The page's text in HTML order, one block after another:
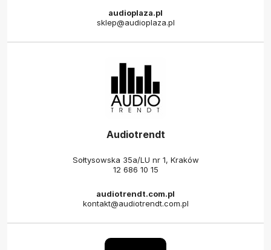
audioplaza.pl
sklep@audioplaza.pl
Audiotrendt
Sołtysowska 35a/LU nr 1, Kraków
12 686 10 15
audiotrendt.com.pl
kontakt@audiotrendt.com.pl